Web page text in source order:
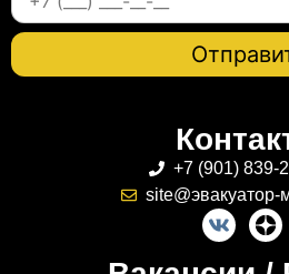
+7 (901) 839-
site@эвакуатор-